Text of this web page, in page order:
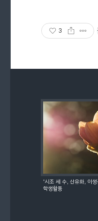
3
'시조 세 수, 산유화, 이
학생활동